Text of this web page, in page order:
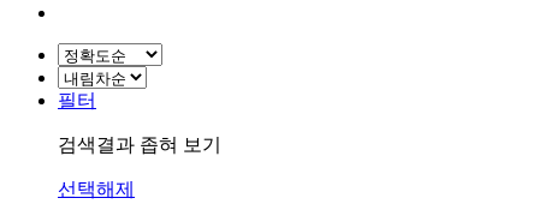
필터
검색결과 좁혀 보기
선택해제